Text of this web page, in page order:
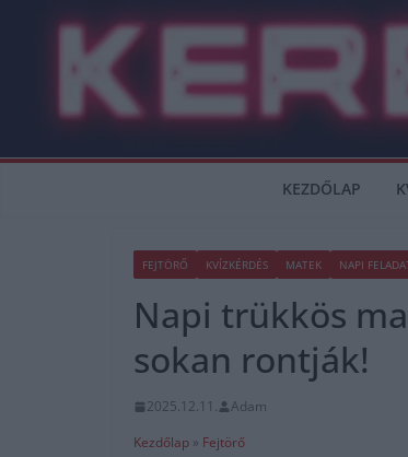
KEZDŐLAP
FEJTÖRŐ KVÍZKÉRDÉS MATEK NAPI
Napi trükkös
sokan rontják!
2025.12.11.
Adam
Kezdőlap » Fejtörő